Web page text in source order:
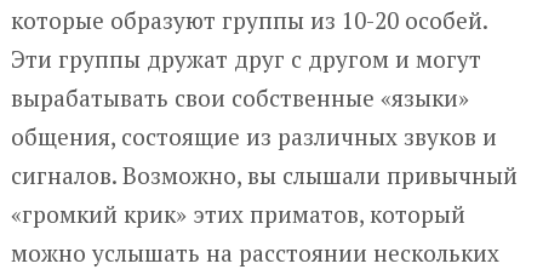
которые образуют группы из 10-20 особей.
Эти группы дружат друг с другом и могут
вырабатывать свои собственные «языки»
общения, состоящие из различных звуков и
сигналов. Возможно, вы слышали привычный
«громкий крик» этих приматов, который
можно услышать на расстоянии нескольких